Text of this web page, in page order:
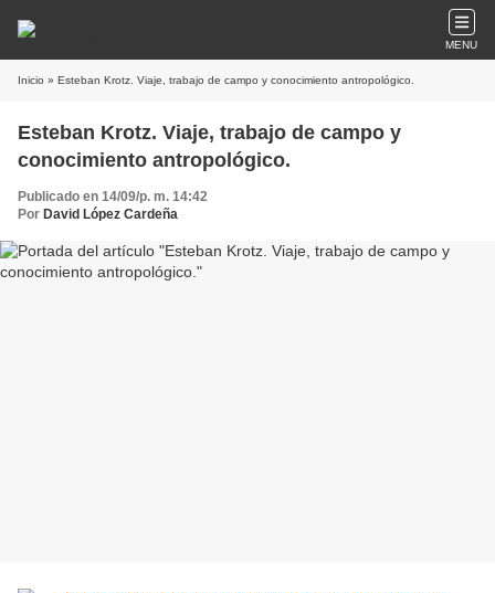
MENU
Inicio » Esteban Krotz. Viaje, trabajo de campo y conocimiento antropológico.
Esteban Krotz. Viaje, trabajo de campo y
conocimiento antropológico.
Publicado en 14/09/p. m. 14:42
Por David López Cardeña